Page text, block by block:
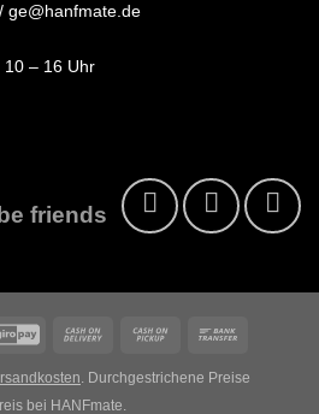
ge@hanfmate.de
10 – 16 Uhr
friends
GiroPay
Cash
Delivery
Cash
Pickup
. Durchgestrichene Preise
bei HANFmate.